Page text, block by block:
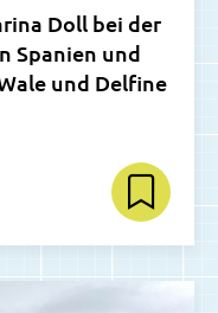
Doll bei der
Spanien und
und Delfine